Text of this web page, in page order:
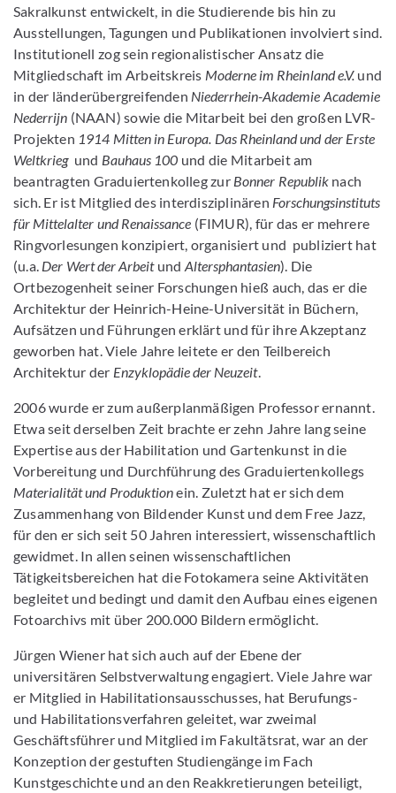
Sakralkunst entwickelt, in die Studierende bis hin zu
Ausstellungen, Tagungen und Publikationen involviert sind.
Institutionell zog sein regionalistischer Ansatz die
Mitgliedschaft im Arbeitskreis Moderne im Rheinland e.V.und
in der länderübergreifenden Niederrhein-Akademie Academie
Nederrijn (NAAN) sowie die Mitarbeit bei den großen LVR-
Projekten 1914 Mitten in Europa. Das Rheinland und der Erste
Weltkriegund Bauhaus 100 und die Mitarbeit am
beantragten Graduiertenkolleg zur Bonner Republiknach
sich. Er ist Mitglied des interdisziplinären Forschungsinstituts
für Mittelalter und Renaissance (FIMUR), für das er mehrere
Ringvorlesungen konzipiert, organisiert und publiziert hat
(u.a. Der Wert der Arbeitund Altersphantasien). Die
Ortbezogenheit seiner Forschungen hieß auch, das er die
Architektur der Heinrich-Heine-Universität in Büchern,
Aufsätzen und Führungen erklärt und für ihre Akzeptanz
geworben hat. Viele Jahre leitete er den Teilbereich
Architektur der Enzyklopädie der Neuzeit.
2006 wurde er zum außerplanmäßigen Professor ernannt.
Etwa seit derselben Zeit brachte er zehn Jahre lang seine
Expertise aus der Habilitation und Gartenkunst in die
Vorbereitung und Durchführung des Graduiertenkollegs
Materialität und Produktionein. Zuletzt hat er sich dem
Zusammenhang von Bildender Kunst und dem Free Jazz,
für den er sich seit 50 Jahren interessiert, wissenschaftlich
gewidmet. In allen seinen wissenschaftlichen
Tätigkeitsbereichen hat die Fotokamera seine Aktivitäten
begleitet und bedingt und damit den Aufbau eines eigenen
Fotoarchivs mit über 200.000 Bildern ermöglicht.
Jürgen Wiener hat sich auch auf der Ebene der
universitären Selbstverwaltung engagiert. Viele Jahre war
er Mitglied in Habilitationsausschusses, hat Berufungs-
und Habilitationsverfahren geleitet, war zweimal
Geschäftsführer und Mitglied im Fakultätsrat, war an der
Konzeption der gestuften Studiengänge im Fach
Kunstgeschichte und an den Reakkretierungen beteiligt,